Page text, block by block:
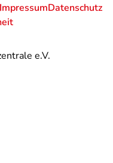
e.V.
Datenschutz